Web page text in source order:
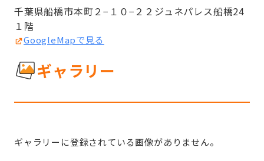
千葉県船橋市本町２−１０−２２ジュネパレス船橋24
１階
GoogleMapで見る
ギャラリー
ギャラリーに登録されている画像がありません。